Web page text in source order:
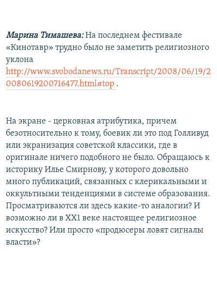
ПОДПИШИТЕСЬ НА РАССЫЛКУ
СОЦИАЛЬНЫЕ СЕТИ
Все сайты РСЕ/РС
Марина Тимашева:На последнем фестивале
«Кинотавр» трудно было не заметить религиозного
уклона
http://www.svobodanews.ru/Transcript/2008/06/19/2
0080619200716477.html#top .
На экране - церковная атрибутика, причем
безотносительно к тому, боевик ли это под Голливуд
или экранизация советской классики, где в
оригинале ничего подобного не было. Обращаюсь к
историку Илье Смирнову, у которого довольно
много публикаций, связанных с клерикальными и
оккультными тенденциями в системе образования.
Просматриваются ли здесь какие-то аналогии? И
возможно ли в ХХ1 веке настоящее религиозное
искусство? Или просто «продюсеры ловят сигналы
власти»?